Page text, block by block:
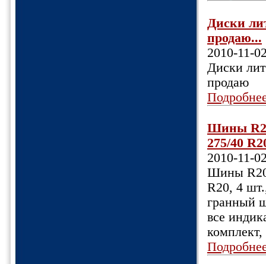
Диски
продаю...
2010-11-
Диски
продаю
Шины
275/40
2010-11-
Шины
R20, 4
гранный
все